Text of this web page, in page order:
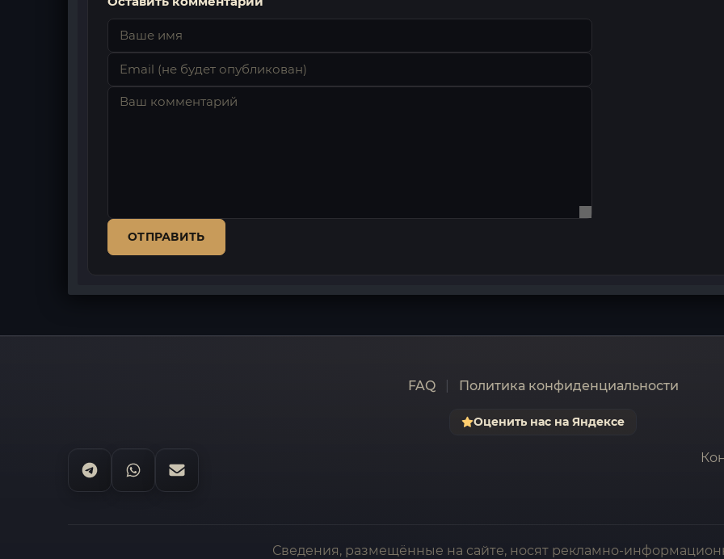
ОТПРАВИТЬ
FAQ Политика конфиденциальности
Оценить нас на Яндексе
Сведения, размещённые на сайте, носят рекламно-